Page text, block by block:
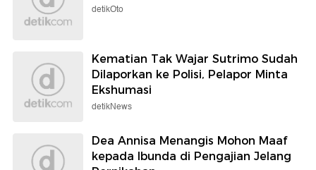
detikOto
Kematian Tak Wajar Sutrimo Sudah
Dilaporkan ke Polisi, Pelapor Minta
Ekshumasi
detikNews
Dea Annisa Menangis Mohon Maaf
kepada Ibunda di Pengajian Jelang